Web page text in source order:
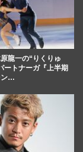
龍一の“りくりゅ
ートナーガ『上半期
ン…